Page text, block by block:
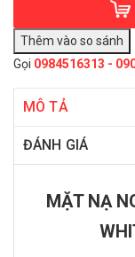
Gọi 0984516313 -
MÔ TẢ
ĐÁNH GIÁ
MẶT NẠ